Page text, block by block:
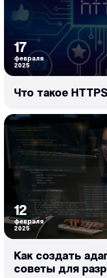
17
февраля
2025
Что такое HTTPS
12
февраля
2025
Как создать
советы для